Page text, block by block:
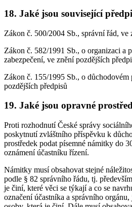
18. Jaké jsou související
Zákon č. 500/2004 Sb., správní řád, ve
Zákon č. 582/1991 Sb., o organizaci a
zabezpečení, ve znění pozdějších
Zákon č. 155/1995 Sb., o důchodovém
pozdějších předpisů
19. Jaké jsou opravné
Proti rozhodnutí České správy
poskytnutí zvláštního příspěvku k
prostředek podat písemné námitky do
oznámení účastníku řízení.
Námitky musí obsahovat stejné
podle § 82 správního řádu, tj.
je činí, které věci se týkají a co se
označení účastníka a správního